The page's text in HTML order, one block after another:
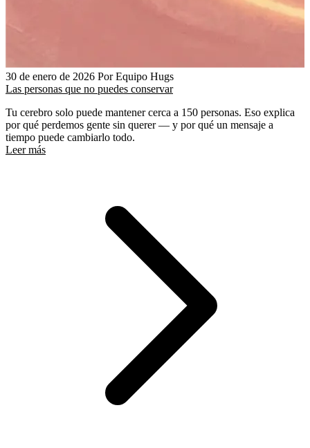
30 de enero de 2026 Por Equipo Hugs
Las personas que no puedes conservar
Tu cerebro solo puede mantener cerca a 150 personas. Eso explica
por qué perdemos gente sin querer — y por qué un mensaje a
tiempo puede cambiarlo todo.
Leer más